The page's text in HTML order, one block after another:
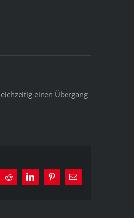
einen Übergang
RedditLinkedInPinterest
E-
Mail